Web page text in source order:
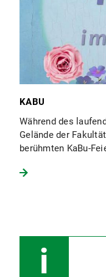
KABU
Während des
Gelände der
berühmten KaBu-